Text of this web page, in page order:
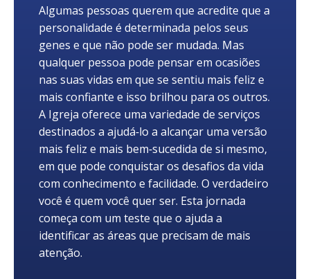
Algumas pessoas querem que acredite que a
personalidade é determinada pelos seus
genes e que não pode ser mudada. Mas
qualquer pessoa pode pensar em ocasiões
nas suas vidas em que se sentiu mais feliz e
mais confiante e isso brilhou para os outros.
A Igreja oferece uma variedade de serviços
destinados a ajudá‑lo a alcançar uma versão
mais feliz e mais bem‑sucedida de si mesmo,
em que pode conquistar os desafios da vida
com conhecimento e facilidade. O verdadeiro
você é quem você quer ser. Esta jornada
começa com um teste que o ajuda a
identificar as áreas que precisam de mais
atenção.